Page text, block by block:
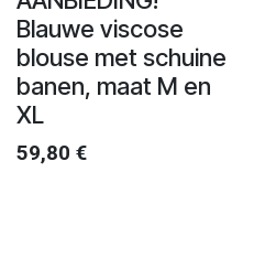
Blauwe viscose
blouse met schuine
banen, maat M en
XL
59,80 €